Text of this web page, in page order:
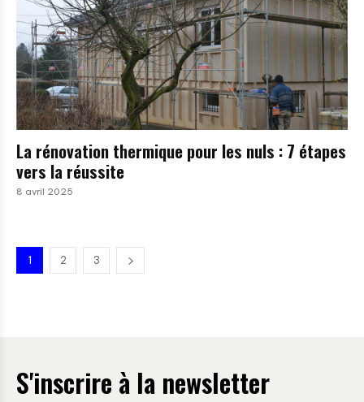
La rénovation thermique pour les nuls : 7 étapes
vers la réussite
8 avril 2025
1 2 3
S'inscrire à la newsletter